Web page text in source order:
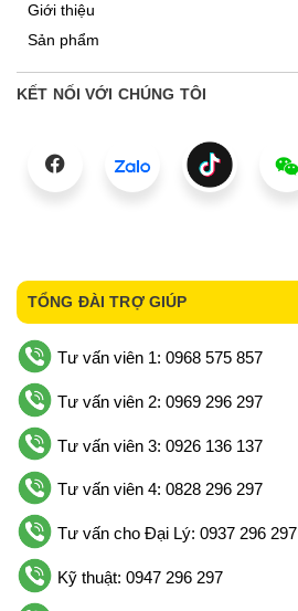
Giới thiệu
Sản phẩm
KẾT NỐI VỚI CHÚNG TÔI
TỔNG ĐÀI TRỢ GIÚP
Tư vấn viên 1: 0968 575 857
Tư vấn viên 2: 0969 296 297
Tư vấn viên 3: 0926 136 137
Tư vấn viên 4: 0828 296 297
Tư vấn cho Đại Lý: 0937 296 297
Kỹ thuật: 0947 296 297